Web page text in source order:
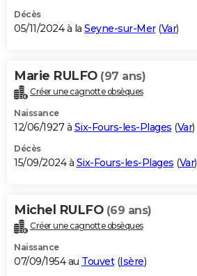
S'inscrire
Se connecter
Lycées
Collèges
Primaires
Universités
Entreprises
Service militaire
Avis de recherche
AVIS DE DÉCÈS
Bricolage
Lifestyle
Culture
Sport
Auto
Television
Voyage
Cinema
Décès
05/11/2024 à la Seyne-sur-Mer(Var)
Marie RULFO (97 ans)
Créer une cagnotte obsèques
Naissance
12/06/1927 à Six-Fours-les-Plages (Var)
Décès
15/09/2024 à Six-Fours-les-Plages (Var)
Michel RULFO (69 ans)
Créer une cagnotte obsèques
Naissance
07/09/1954 au Touvet(Isère)